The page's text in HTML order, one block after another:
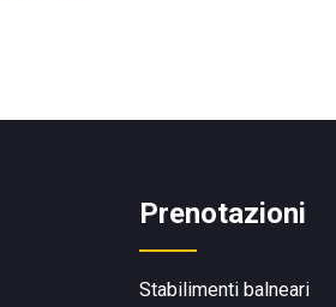
Prenotazioni
Stabilimenti balneari